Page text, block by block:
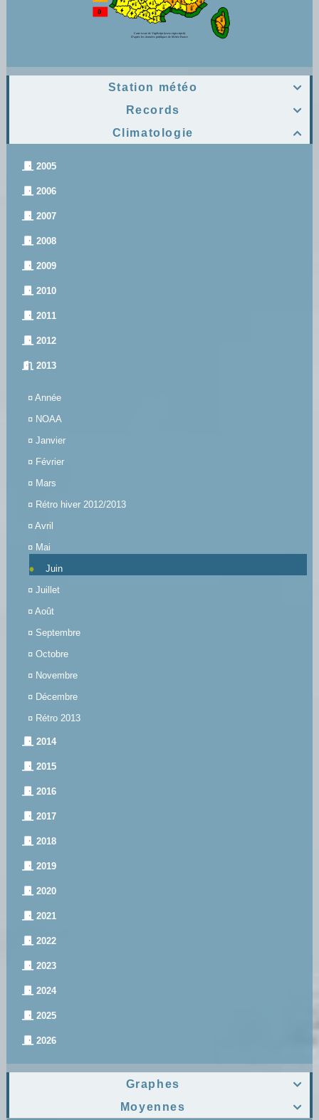

Station météo

Records

Climatologie
2005
2006
2007
2008
2009
2010
2011
2012
2013
¤ Année
¤ NOAA
¤ Janvier
¤ Février
¤ Mars
¤ Rétro hiver 2012/2013
¤ Avril
¤ Mai
Juin
¤ Juillet
¤ Août
¤ Septembre
¤ Octobre
¤ Novembre
¤ Décembre
¤ Rétro 2013
2014
2015
2016
2017
2018
2019
2020
2021
2022
2023
2024
2025
2026

Graphes

Moyennes